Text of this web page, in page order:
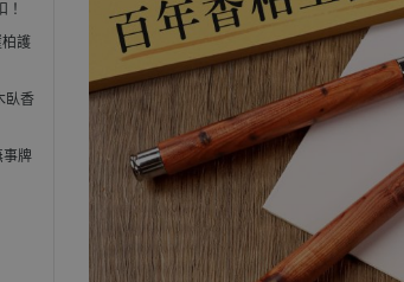
！
柏護
臥香
事牌